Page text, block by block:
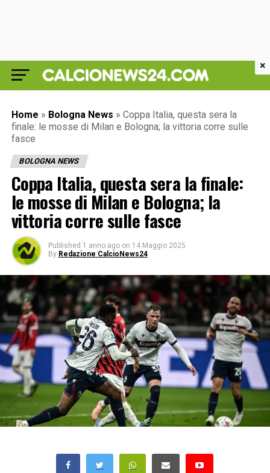
Home » Bologna News » Coppa Italia, questa sera la
finale: le mosse di Milan e Bologna; la vittoria corre sulle
fasce
BOLOGNA NEWS
Coppa Italia, questa sera la finale:
le mosse di Milan e Bologna; la
vittoria corre sulle fasce
Published 1 anno ago on 14 Maggio 2025
By Redazione CalcioNews24
×